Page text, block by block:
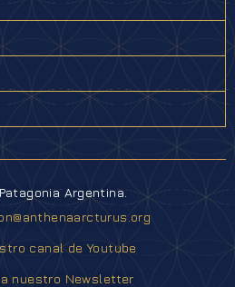
Argentina.
canal de Youtube
nuestro Newsletter